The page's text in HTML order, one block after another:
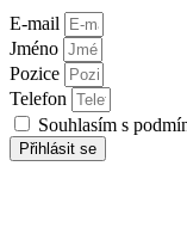
E-mail
Jméno
Pozice
Telefon
Souhlasím s
Přihlásit se